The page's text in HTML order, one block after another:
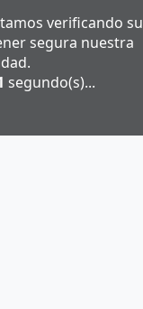
verificando su
segura nuestra
segundo(s)...